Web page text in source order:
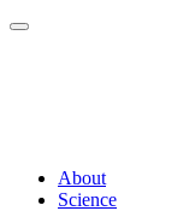
About
Science